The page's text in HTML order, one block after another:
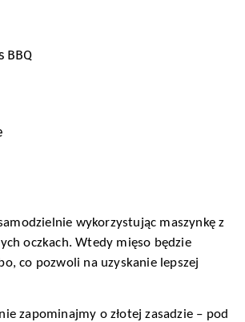
BBQ
wykorzystując maszynkę z
oczkach. Wtedy mięso będzie
co pozwoli na uzyskanie lepszej
zapominajmy o złotej zasadzie – pod